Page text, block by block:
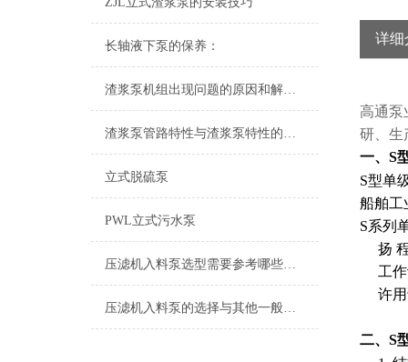
长轴液下泵的保养：
渣浆泵机组出现问题的原因和解决方法
渣浆泵管路特性与渣浆泵特性的关系
立式脱硫泵
PWL立式污水泵
压滤机入料泵选型需要参考哪些参数
压滤机入料泵的选择与其他一般性输送泵的区别很大
详细
高通泵
研、生
一、S
S型单
船舶工
S系列
扬 程
工作
许用
二、S